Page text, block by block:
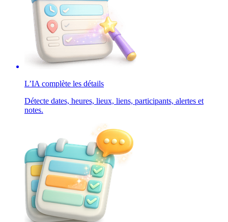
L’IA complète les détails
Détecte dates, heures, lieux, liens, participants, alertes et
notes.